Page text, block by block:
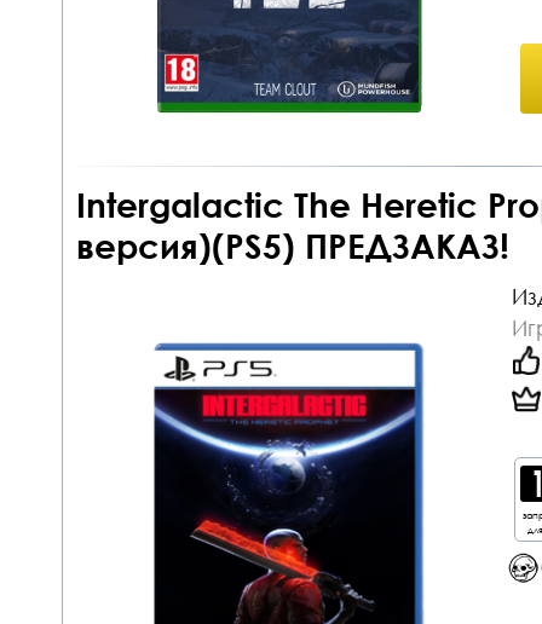
Intergalactic The Heretic
версия)(PS5) ПРЕДЗАКАЗ!